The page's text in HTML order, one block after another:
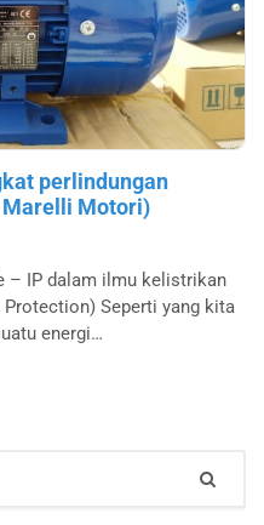
perlindungan
Motori)
– IP dalam ilmu kelistrikan
Seperti yang kita
energi…